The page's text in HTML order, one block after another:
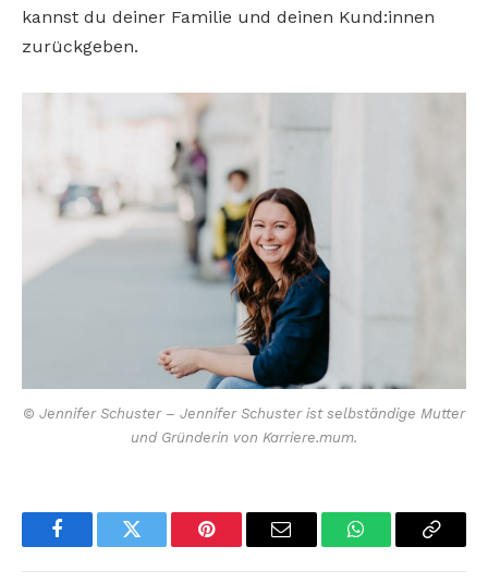
kannst du deiner Familie und deinen Kund:innen
zurückgeben.
© Jennifer Schuster – Jennifer Schuster ist selbständige Mutter
und Gründerin von Karriere.mum.
FacebookTwitter Pinterest Email WhatsAppCopy